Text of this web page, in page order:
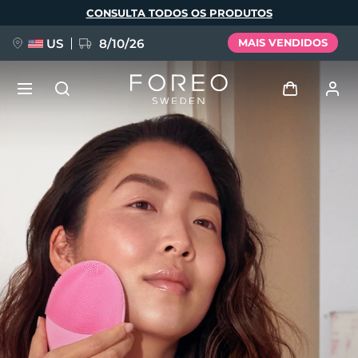
principal
CONSULTA TODOS OS PRODUTOS
US 8/10/26 MAIS VENDIDOS
Perfil de usuário
Meus aparelhos
Meus pedidos
Meus endereços
As minhas subscrições
NOVIDADE
FAQ™ Pure Beauty-Tech Elixir
BREAKING NEWS
issa™ Teeth Whitening Set
Idioma
English Deutsch
Español
Français
Italiano
Português
Polski
Svenska
Русский
Türkçe
简体中文 繁體中文